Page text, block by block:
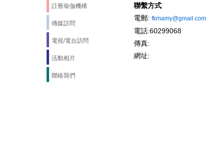
註冊瑜伽機構
傳媒訪問
電視/電台訪問
活動相片
聯絡我們
聯繫方式
電郵: fkmamy@gmail.com
電話:60299068
傳真:
網址: